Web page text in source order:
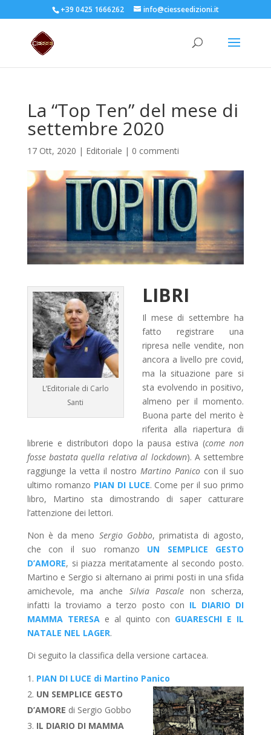
+39 0425 1666262 info@ciesseedizioni.it
La “Top Ten” del mese di
settembre 2020
17 Ott, 2020 | Editoriale | 0 commenti
L’Editoriale di Carlo
Santi
LIBRI
Il mese di settembre ha
fatto registrare una
ripresa nelle vendite, non
ancora a livello pre covid,
ma la situazione pare si
sta evolvendo in positivo,
almeno per il momento.
Buona parte del merito è
riferita alla riapertura di
librerie e distributori dopo la pausa estiva (come non
fosse bastata quella relativa al lockdown). A settembre
raggiunge la vetta il nostroMartino Panico con il suo
ultimo romanzo PIAN DI LUCE. Come per il suo primo
libro, Martino sta dimostrando di saper catturare
l’attenzione dei lettori.
Non è da meno Sergio Gobbo, primatista di agosto,
che con il suo romanzo UN SEMPLICE GESTO
D’AMORE, si piazza meritatamente al secondo posto.
Martino e Sergio si alternano ai primi posti in una sfida
amichevole, ma anche Silvia Pascalenon scherza,
infatti la troviamo a terzo posto con IL DIARIO DI
MAMMA TERESAe al quinto con GUARESCHI E IL
NATALE NEL LAGER.
Di seguito la classifica della versione cartacea.
PIAN DI LUCE di Martino Panico
UN SEMPLICE GESTO
D’AMORE di Sergio Gobbo
IL DIARIO DI MAMMA